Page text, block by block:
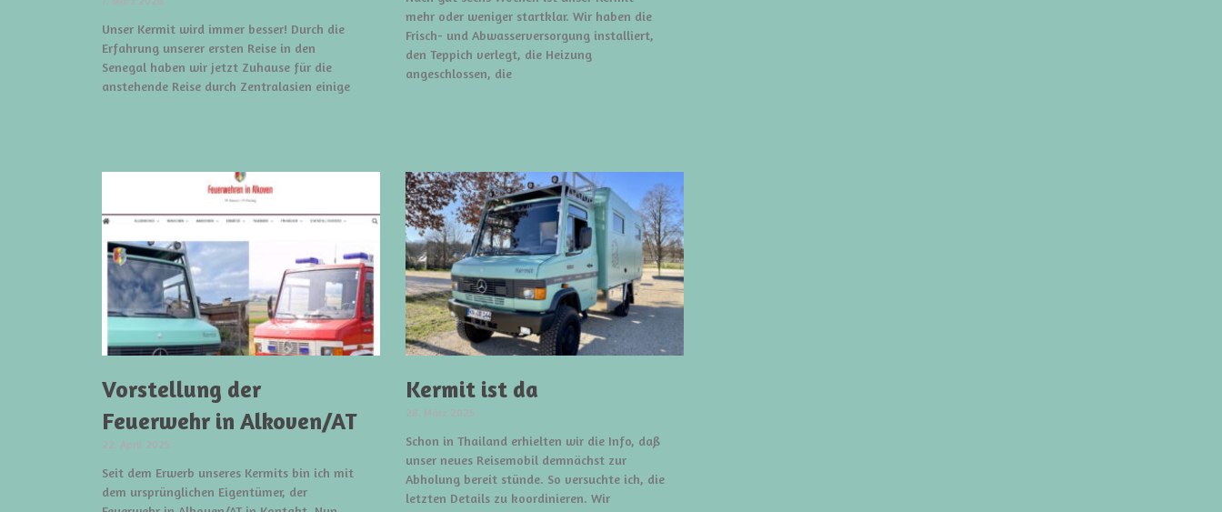
Unser Kermit wird immer besser! Durch die
Erfahrung unserer ersten Reise in den
Senegal haben wir jetzt Zuhause für die
anstehende Reise durch Zentralasien einige
mehr oder weniger startklar. Wir haben die
Frisch- und Abwasserversorgung installiert,
den Teppich verlegt, die Heizung
angeschlossen, die
Vorstellung der
Feuerwehr in Alkoven/AT
22. April 2025
Seit dem Erwerb unseres Kermits bin ich mit
dem ursprünglichen Eigentümer, der
Kermit ist da
28. März 2025
Schon in Thailand erhielten wir die Info, daß
unser neues Reisemobil demnächst zur
Abholung bereit stünde. So versuchte ich, die
letzten Details zu koordinieren. Wir